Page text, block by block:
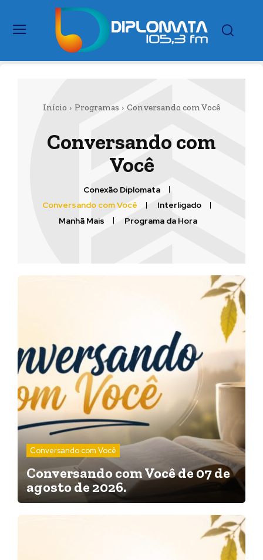
Início Programas Conversando com Você
Conversando com
Você
Conexão Diplomata
Conversando com Você
Interligado
Manhã Mais
Programa da Hora
Conversando com Você
Conversando com Você de 07 de
agosto de 2026.